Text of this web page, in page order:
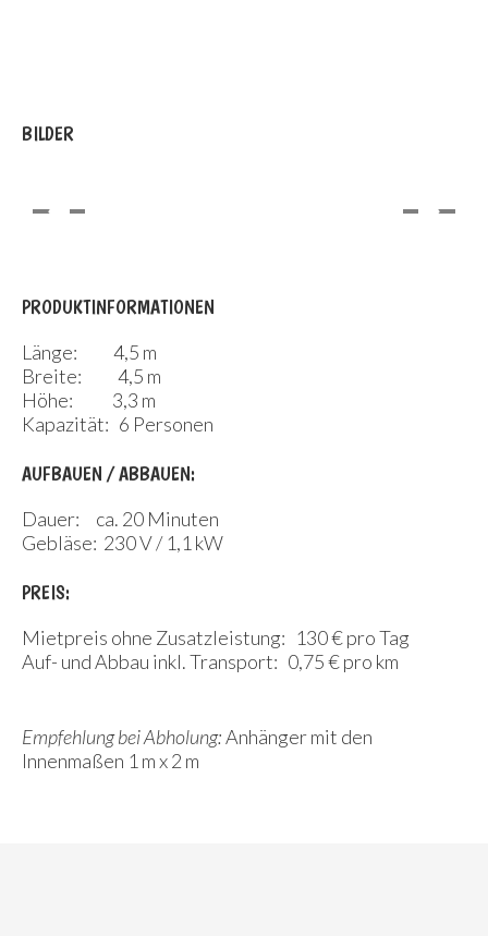
BILDER
PRODUKTINFORMATIONEN
Länge: 4,5 m
Breite: 4,5 m
Höhe: 3,3 m
Kapazität: 6 Personen
AUFBAUEN / ABBAUEN:
Dauer: ca. 20 Minuten
Gebläse: 230 V / 1,1 kW
PREIS:
Mietpreis ohne Zusatzleistung: 130 € pro Tag
Auf- und Abbau inkl. Transport: 0,75 € pro km
Empfehlung bei Abholung:Anhänger mit den
Innenmaßen 1 m x 2 m